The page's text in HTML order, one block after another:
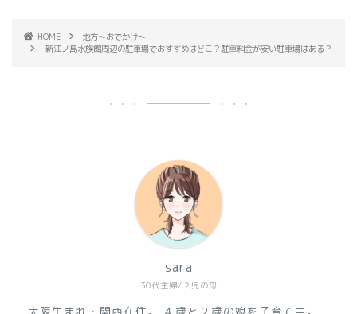
HOME
地方～おでかけ～
新江ノ島水族館周辺の駐車場でおすすめはどこ？駐車料金が安い駐車場はある？
30代主婦/２児の母
sara